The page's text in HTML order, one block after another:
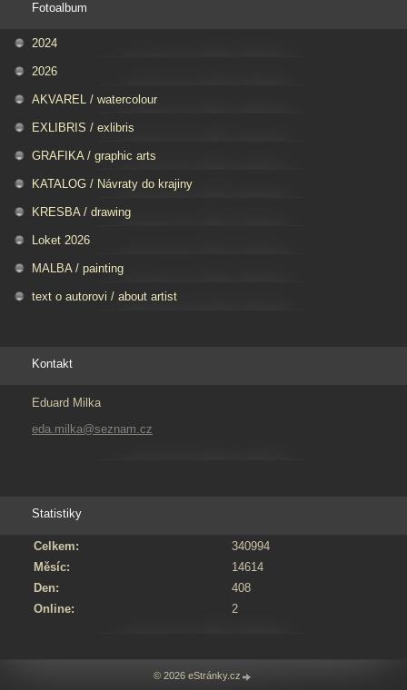
Fotoalbum
2024
2026
AKVAREL / watercolour
EXLIBRIS / exlibris
GRAFIKA / graphic arts
KATALOG / Návraty do krajiny
KRESBA / drawing
Loket 2026
MALBA / painting
text o autorovi / about artist
Kontakt
Eduard Milka
eda.milka@seznam.cz
Statistiky
Online: 2
Celkem:
340994
Měsíc:
14614
Den:
408
© 2026 eStránky.cz